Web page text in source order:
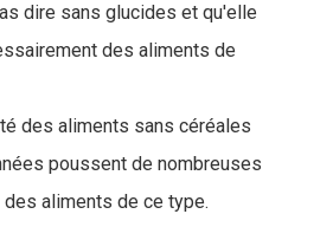
dire sans glucides et qu'elle
des aliments de
des aliments sans céréales
poussent de nombreuses
aliments de ce type.